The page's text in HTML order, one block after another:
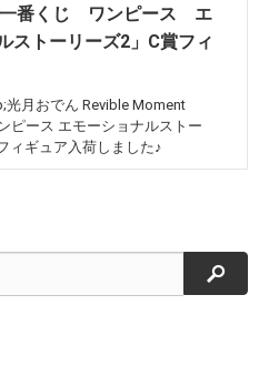
番くじ ワンピース エ
ストーリーズ2」C賞フィ
光月おでん Revible Moment
ピース エモーショナルストー
ィギュア入荷しました♪
検索